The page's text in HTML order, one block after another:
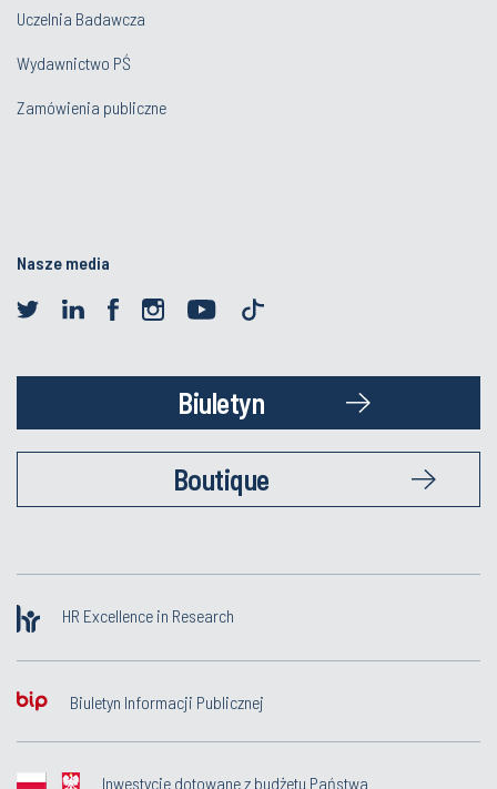
Uczelnia Badawcza
Wydawnictwo PŚ
Zamówienia publiczne
Nasze media
Biuletyn
Boutique
HR Excellence in Research
Biuletyn Informacji Publicznej
Inwestycje dotowane z budżetu Państwa